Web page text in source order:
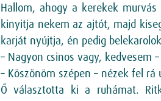
Hallom, ahogy a kerekek
kinyitja nekem az ajtót, majd
karját nyújtja, én pedig
– Nagyon csinos vagy, kedvesem
– Köszönöm szépen – nézek fel
Ő választotta ki a ruhámat.